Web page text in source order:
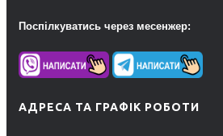
Поспілкуватись через месенжер:
АДРЕСА ТА ГРАФІК РОБОТИ